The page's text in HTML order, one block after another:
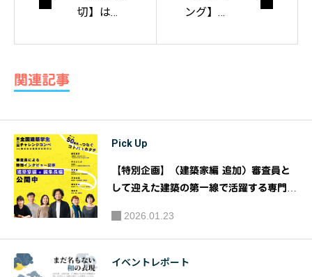
切】はま
ング】忙
多忙な
日々を送
に、”生活
関連記事
Pick Up
【特別企画】（建築家編 追加）審査員と
して迎えた建築の第一線で活躍する専門家
資料研究社 全国建築学生チャレンジコン
ペ』｜主催：株式会社 建築資料研究社/日
建学院
2026.01.23
イベントレポート